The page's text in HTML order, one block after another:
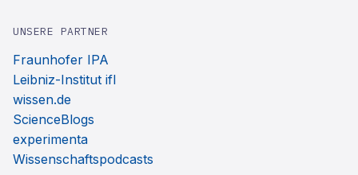
UNSERE PARTNER
Fraunhofer IPA
Leibniz-Institut ifl
wissen.de
ScienceBlogs
experimenta
Wissenschaftspodcasts